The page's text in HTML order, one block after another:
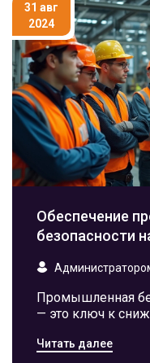
31 авг
2024
Обеспечение
безопасности
Промышленная
— это ключ к
местах. Знание
Читать далее